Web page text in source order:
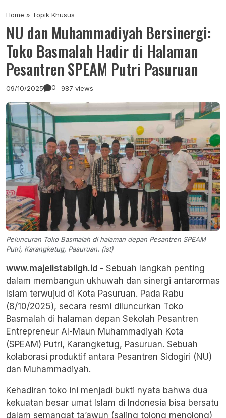
Home » Topik Khusus
NU dan Muhammadiyah Bersinergi:
Toko Basmalah Hadir di Halaman
Pesantren SPEAM Putri Pasuruan
09/10/2025 0- 987 views
Peluncuran Toko Basmalah di halaman depan Pesantren SPEAM
Putri, Karangketug, Pasuruan. (ist)
www.majelistabligh.id - Sebuah langkah penting
dalam membangun ukhuwah dan sinergi antarormas
Islam terwujud di Kota Pasuruan. Pada Rabu
(8/10/2025), secara resmi diluncurkan Toko
Basmalah di halaman depan Sekolah Pesantren
Entrepreneur Al-Maun Muhammadiyah Kota
(SPEAM) Putri, Karangketug, Pasuruan. Sebuah
kolaborasi produktif antara Pesantren Sidogiri (NU)
dan Muhammadiyah.
Kehadiran toko ini menjadi bukti nyata bahwa dua
kekuatan besar umat Islam di Indonesia bisa bersatu
dalam semangat ta’awun (saling tolong menolong)